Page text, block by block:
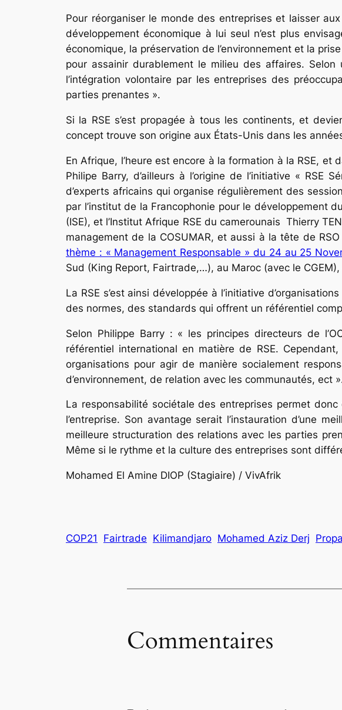
Pour réorganiser le monde des entreprises et laisser
développement économique à lui seul n’est plus
économique, la préservation de l’environnement et la
pour assainir durablement le milieu des affaires.
l’intégration volontaire par les entreprises des
parties prenantes ».
Si la RSE s’est propagée à tous les continents, et
concept trouve son origine aux États-Unis dans les
En Afrique, l’heure est encore à la formation à la RSE,
Philipe Barry, d’ailleurs à l’origine de l’initiative «
d’experts africains qui organise régulièrement des
par l’institut de la Francophonie pour le développement
(ISE), et l’Institut Afrique RSE du camerounais Thierry
management de la COSUMAR, et aussi à la tête de
thème : « Management Responsable » du 24 au 25
Sud (King Report, Fairtrade,…), au Maroc (avec le
La RSE s’est ainsi développée à l’initiative
des normes, des standards qui offrent un référentiel
Selon Philippe Barry : « les principes directeurs de
référentiel international en matière de RSE.
organisations pour agir de manière socialement
d’environnement, de relation avec les communautés, ect
La responsabilité sociétale des entreprises permet
l’entreprise. Son avantage serait l’instauration d’une
meilleure structuration des relations avec les parties
Même si le rythme et la culture des entreprises sont
Mohamed El Amine DIOP (Stagiaire) / VivAfrik
COP21 Fairtrade Kilimandjaro Mohamed Aziz Derj
Commentaires